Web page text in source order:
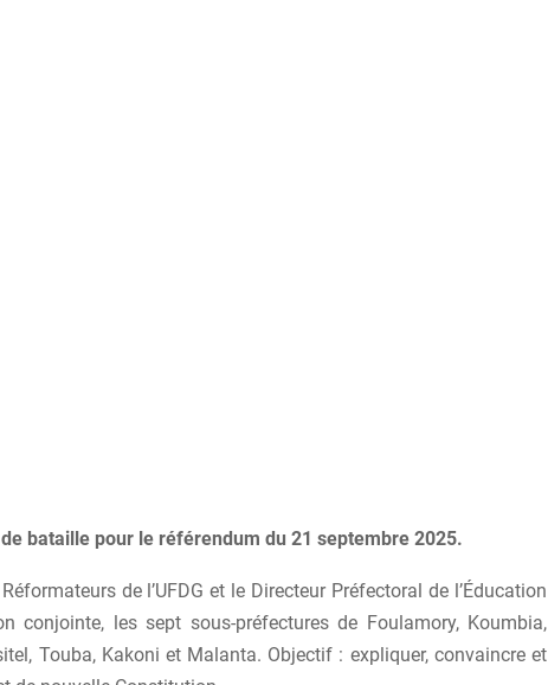
bataille pour le référendum du 21 septembre 2025.
de l’UFDG et le Directeur Préfectoral de l’Éducation
conjointe, les sept sous-préfectures de Foulamory, Koumbia,
Touba, Kakoni et Malanta. Objectif : expliquer, convaincre et